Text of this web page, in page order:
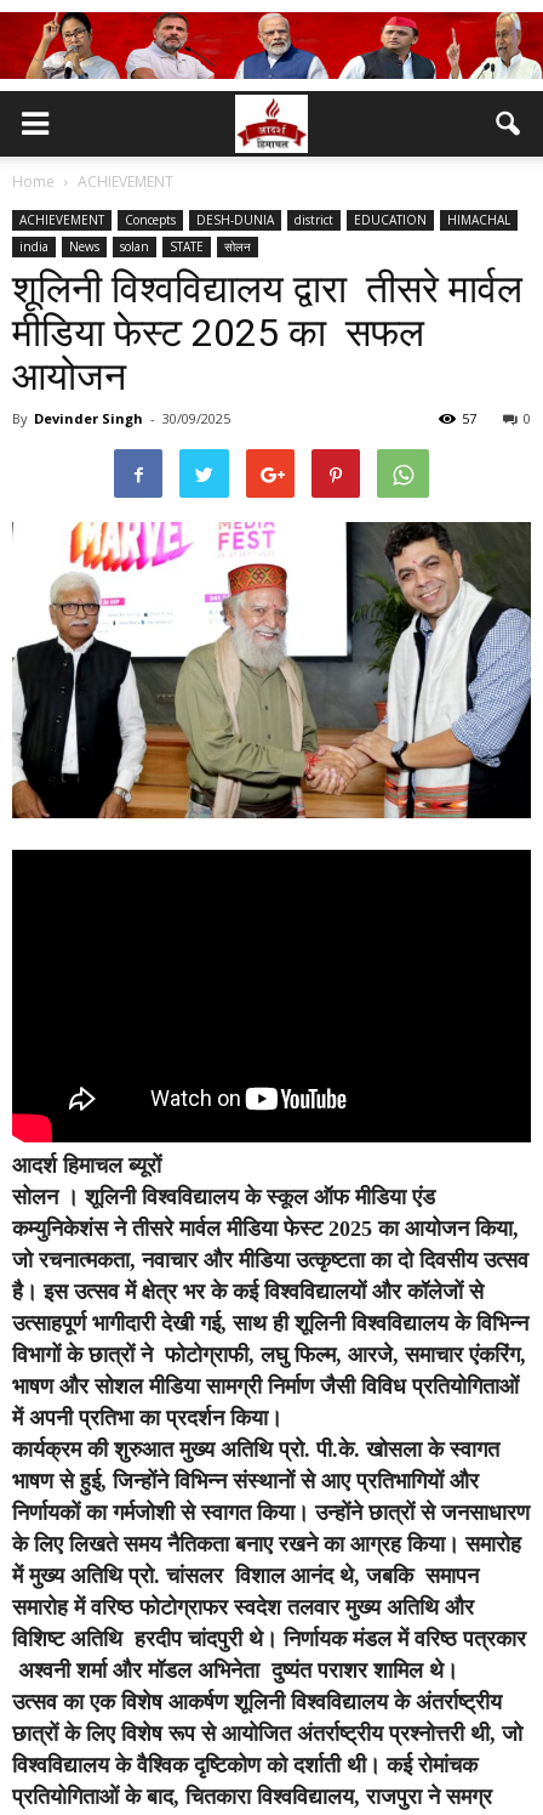
Home ACHIEVEMENT
ACHIEVEMENT Concepts DESH-DUNIA district EDUCATION
HIMACHAL
india
News solan STATE सोलन
शूलिनी विश्वविद्यालय द्वारा तीसरे मार्वल
मीडिया फेस्ट 2025 का सफल
आयोजन
By Devinder Singh - 30/09/2025 0
57
आदर्श हिमाचल ब्यूरों
सोलन । शूलिनी विश्वविद्यालय के स्कूल ऑफ मीडिया एंड
कम्युनिकेशंस ने तीसरे मार्वल मीडिया फेस्ट 2025 का आयोजन किया,
जो रचनात्मकता, नवाचार और मीडिया उत्कृष्टता का दो दिवसीय उत्सव
है। इस उत्सव में क्षेत्र भर के कई विश्वविद्यालयों और कॉलेजों से
उत्साहपूर्ण भागीदारी देखी गई, साथ ही शूलिनी विश्वविद्यालय के विभिन्न
विभागों के छात्रों ने फोटोग्राफी, लघु फिल्म, आरजे, समाचार एंकरिंग,
भाषण और सोशल मीडिया सामग्री निर्माण जैसी विविध प्रतियोगिताओं
में अपनी प्रतिभा का प्रदर्शन किया।
कार्यक्रम की शुरुआत मुख्य अतिथि प्रो. पी.के. खोसला के स्वागत
भाषण से हुई, जिन्होंने विभिन्न संस्थानों से आए प्रतिभागियों और
निर्णायकों का गर्मजोशी से स्वागत किया। उन्होंने छात्रों से जनसाधारण
के लिए लिखते समय नैतिकता बनाए रखने का आग्रह किया। समारोह
में मुख्य अतिथि प्रो. चांसलर विशाल आनंद थे, जबकि समापन
समारोह में वरिष्ठ फोटोग्राफर स्वदेश तलवार मुख्य अतिथि और
विशिष्ट अतिथि हरदीप चांदपुरी थे। निर्णायक मंडल में वरिष्ठ पत्रकार
अश्वनी शर्मा और मॉडल अभिनेता दुष्यंत पराशर शामिल थे।
उत्सव का एक विशेष आकर्षण शूलिनी विश्वविद्यालय के अंतर्राष्ट्रीय
छात्रों के लिए विशेष रूप से आयोजित अंतर्राष्ट्रीय प्रश्नोत्तरी थी, जो
विश्वविद्यालय के वैश्विक दृष्टिकोण को दर्शाती थी। कई रोमांचक
प्रतियोगिताओं के बाद, चितकारा विश्वविद्यालय, राजपुरा ने समग्र